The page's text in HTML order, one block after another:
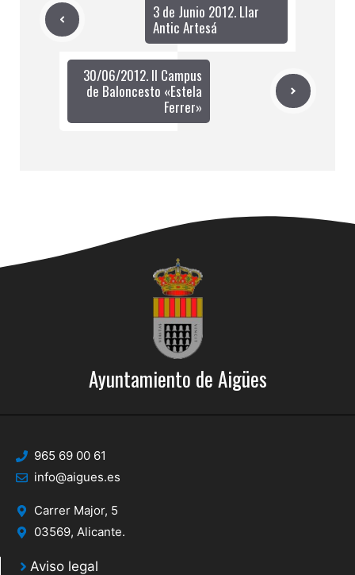
3 de Junio 2012. Llar
Antic Artesá
30/06/2012. II Campus
de Baloncesto «Estela
Ferrer»
Ayuntamiento de Aigües
965 69 00 61
info@aigues.es
Carrer Major, 5
03569, Alicante.
Aviso legal